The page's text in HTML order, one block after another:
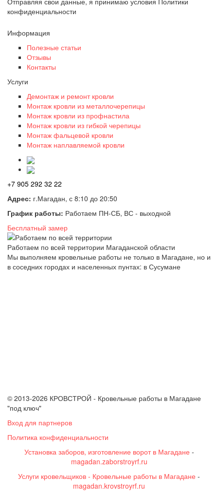
конфиденциальности
Информация
Полезные статьи
Отзывы
Контакты
Услуги
Демонтаж и ремонт кровли
Монтаж кровли из металлочерепицы
Монтаж кровли из профнастила
Монтаж кровли из гибкой черепицы
Монтаж фальцевой кровли
Монтаж наплавляемой кровли
+7 905 292 32 22
Адрес: г.Магадан, с 8:10 до 20:50
График работы: Работаем ПН-СБ, ВС - выходной
Бесплатный замер
Работаем по всей территории Магаданской области
Мы выполняем кровельные работы не только в Магадане, но и
в соседних городах и населенных пунтах: в Сусумане
© 2013-2026 КРОВСТРОЙ - Кровельные работы в Магадане
"под ключ"
Вход для партнеров
Политика конфиденциальности
Установка заборов, изготовление ворот в Магадане -
magadan.zaborstroyrf.ru
Услуги кровельщиков - Кровельные работы в Магадане -
magadan.krovstroyrf.ru